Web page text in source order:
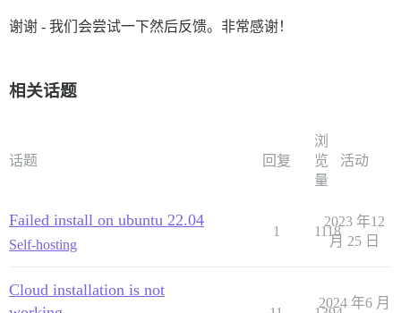
谢谢 - 我们会尝试一下然后反馈。非常感谢！
相关话题
话题 回复
浏
览
量
活动
Failed install on ubuntu 22.04
Self-hosting
1 1118
2023 年12
月 25 日
Cloud installation is not
2024 年6 月